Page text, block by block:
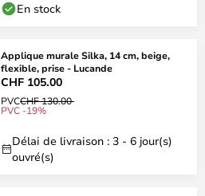
En stock
Applique murale Silka, 14 cm, beige,
flexible, prise - Lucande
CHF 105.00
PVCCHF 130.00
PVC -19%
Délai de livraison : 3 - 6 jour(s)
ouvré(s)